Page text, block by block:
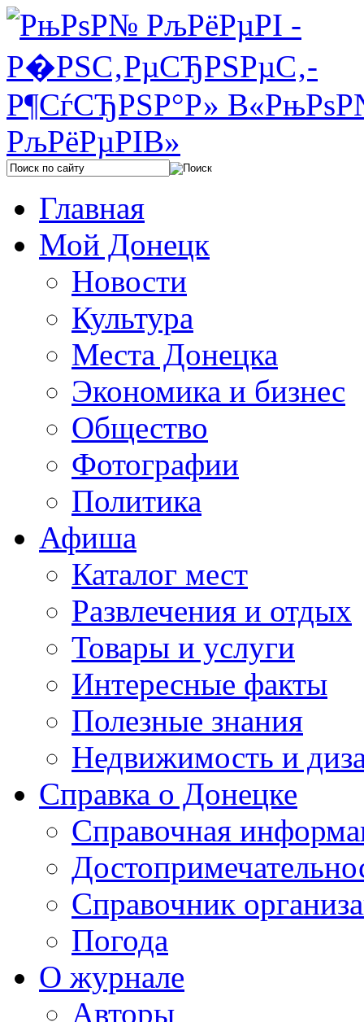
Главная
Мой Донецк
Новости
Культура
Места Донецка
Экономика и бизнес
Общество
Фотографии
Политика
Афиша
Каталог мест
Развлечения и отдых
Товары и услуги
Интересные факты
Полезные знания
Недвижимость и
Справка о Донецке
Справочная
Справочник
Погода
О журнале
Авторы